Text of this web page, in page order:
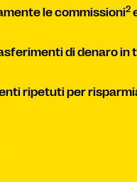
le commissioni2
di denaro in
ripetuti per